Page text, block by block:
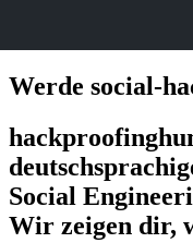
Werde social-
Social
Wir zeigen dir,